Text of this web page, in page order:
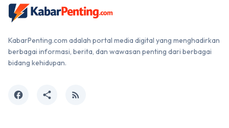
KabarPenting.com adalah portal media digital yang menghadirkan
berbagai informasi, berita, dan wawasan penting dari berbagai
bidang kehidupan.
facebook share rss_feed